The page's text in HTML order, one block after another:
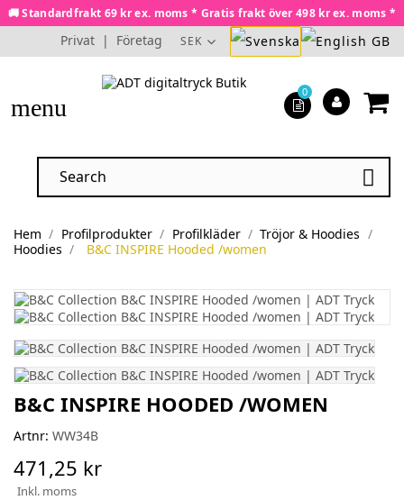
🚚 Standardfrakt 69 kr ex. moms * Gratis frakt över 498 kr ex. moms *
Privat | Företag SEK
menu

0
Hem Profilprodukter Profilkläder
Tröjor & Hoodies
Hoodies
B&C INSPIRE Hooded /women
B&C INSPIRE HOODED /WOMEN
Artnr: WW34B
471,25 kr
Inkl. moms